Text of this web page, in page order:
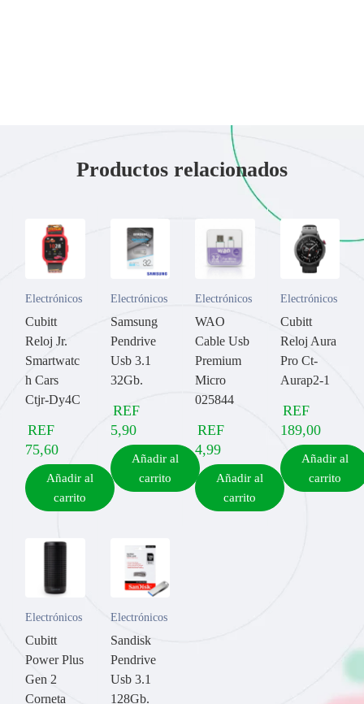
Productos relacionados
Electrónicos
Cubitt
Reloj Jr.
Smartwatc
h Cars
Ctjr-Dy4C
REF
75,60
Añadir al
carrito
Electrónicos
Samsung
Pendrive
Usb 3.1
32Gb.
REF
5,90
Añadir al
carrito
Electrónicos
WAO
Cable Usb
Premium
Micro
025844
REF
4,99
Añadir al
carrito
Electrónicos
Cubitt
Reloj Aura
Pro Ct-
Aurap2-1
REF
189,00
Añadir al
carrito
Electrónicos
Cubitt
Power Plus
Gen 2
Corneta
Electrónicos
Sandisk
Pendrive
Usb 3.1
128Gb.